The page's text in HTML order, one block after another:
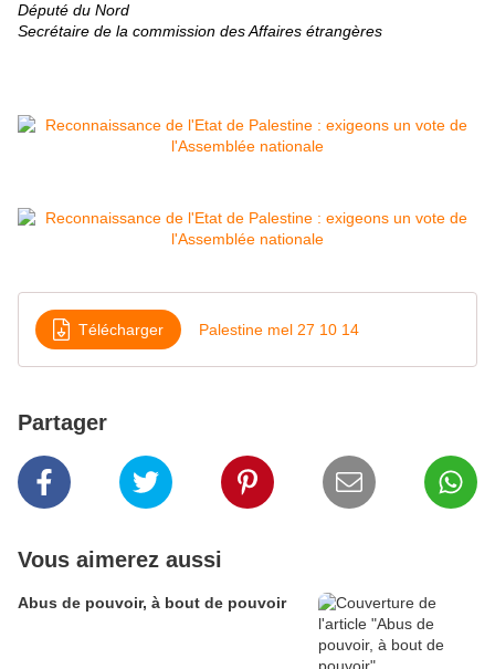
Député du Nord
Secrétaire de la commission des Affaires étrangères
Télécharger Palestine mel 27 10 14
Partager
Vous aimerez aussi
Abus de pouvoir, à bout de pouvoir